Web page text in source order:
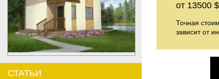
СТАТЬИ
от 13500
Точная
зависит от